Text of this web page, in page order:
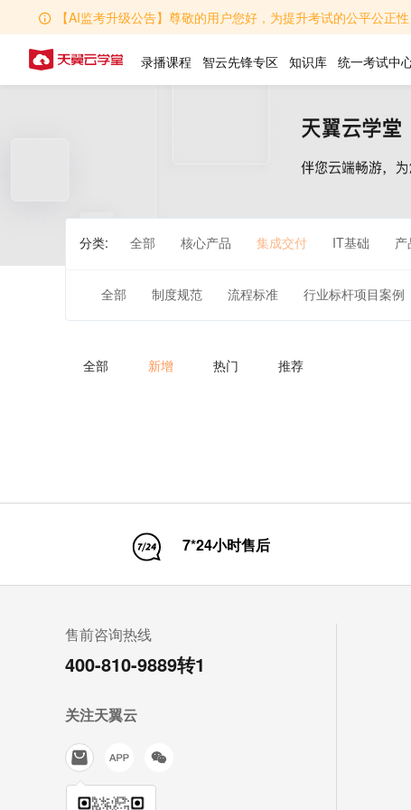
【AI监考升级公告】尊敬的用户您好，为提升考试的公平公正性，学堂AI监考功能全
录播课程 智云先锋专区 知识库 统一考试中
分类: 全部 核心产品 集成交付 IT基础 产
全部 制度规范 流程标准 行业标杆项目案例
全部 新增 热门 推荐
7*24小时售后
售前咨询热线
400-810-9889转1
关注天翼云